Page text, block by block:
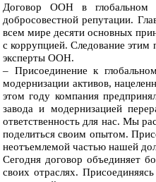
Договор ООН в глобальном
добросовестной репутации.
всем мире десяти основных
с коррупцией. Следование
эксперты ООН.
– Присоединение к
модернизации активов,
этом году компания
завода и модернизацией
ответственность для нас. Мы
поделиться своим опытом.
неотъемлемой частью нашей
Сегодня договор объединяет
своих отраслях.